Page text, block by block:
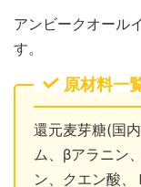
アンビークオール
す。
原材料一
還元麦芽糖(国
ム、βアラニン
ン、クエン酸、